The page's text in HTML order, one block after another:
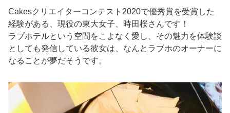
Cakesクリエイターコンテスト2020で優秀賞を受賞した
経験がある、現役の東大女子、時田桜さんです！
ラブホテルという空間をこよなく愛し、その魅力を体験談
としても発信している彼女は、なんとラブホのオーナーに
なることが夢だそうです。